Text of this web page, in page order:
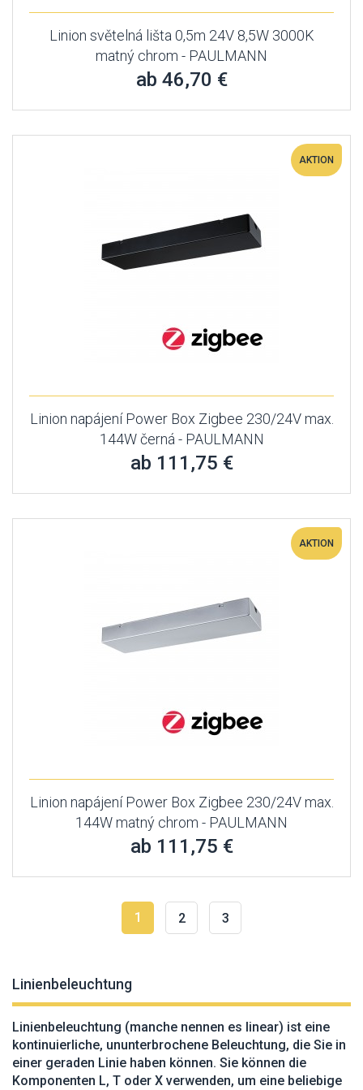
Linion světelná lišta 0,5m 24V 8,5W 3000K
matný chrom - PAULMANN
ab 46,70 €
AKTION
Linion napájení Power Box Zigbee 230/24V max.
144W černá - PAULMANN
ab 111,75 €
AKTION
Linion napájení Power Box Zigbee 230/24V max.
144W matný chrom - PAULMANN
ab 111,75 €
1 2 3
Linienbeleuchtung
Linienbeleuchtung (manche nennen es linear) ist eine
kontinuierliche, ununterbrochene Beleuchtung, die Sie in
einer geraden Linie haben können. Sie können die
Komponenten L, T oder X verwenden, um eine beliebige